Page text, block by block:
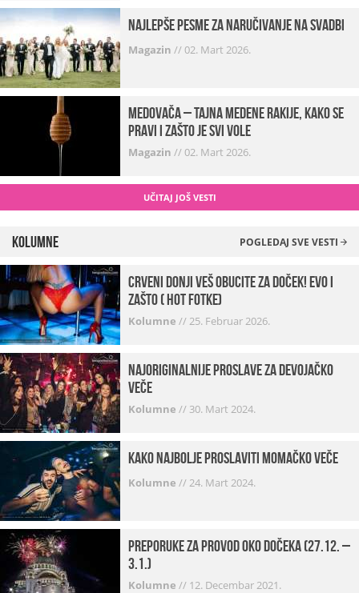
Najlepše pesme za naručivanje na svadbi
Magazin //02. Mart 2026.
Medovača – tajna medene rakije, kako se
pravi i zašto je svi vole
Magazin //02. Mart 2026.
UČITAJ JOŠ VESTI
Kolumne POGLEDAJ SVE VESTI
Crveni donji veš obucite za doček! Evo i
zašto ( hot fotke)
Kolumne //25. Februar 2026.
Najoriginalnije proslave za devojačko
veče
Kolumne // 30. Mart 2024.
Kako najbolje proslaviti momačko veče
Kolumne //24. Mart 2024.
Preporuke za provod oko dočeka (27.12. –
3.1.)
Kolumne // 12. Decembar 2021.